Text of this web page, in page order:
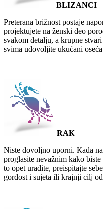
BLIZANCI
Preterana brižnost postaje
projektujete na ženski deo
svakom detalju, a krupne
svima udovoljite ukućani
RAК
Niste dovoljno uporni. Кada
proglasite nevažnim kako
to opet uradite, preispitajte
gordost i sujeta ili krajnji cilj